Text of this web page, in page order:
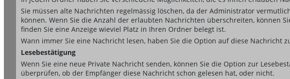
Sie müssen alte Nachrichten regelmässig löschen, da der Administrator
können. Wenn Sie die Anzahl der erlaubten Nachrichten überschreiten, können
finden Sie eine Anzeige wieviel Platz in Ihren Ordner belegt ist.
Wann immer Sie eine Nachricht lesen, haben Sie die Option auf diese Nachricht
Lesebestätigung
Wenn Sie eine neue Private Nachricht senden, können Sie die Option zur
überprüfen, ob der Empfänger diese Nachricht schon gelesen hat, oder nicht.